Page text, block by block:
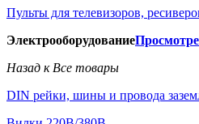
Пульты для телевизоров,
Электрооборудование
Назад к Все товары
DIN рейки, шины и провода